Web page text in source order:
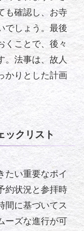
も確認し、お寺
でしょう。最後
くことで、後々
。法事は、故人
かりとした計画
ックリスト
たい重要なポイ
約状況と参拝時
間に基づいてス
ーズな進行が可